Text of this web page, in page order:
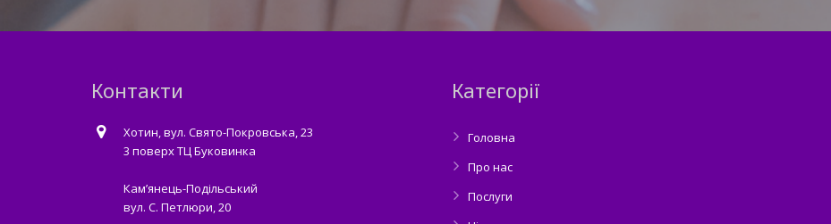
Контакти
Хотин, вул. Свято-Покровська, 23
3 поверх ТЦ Буковинка
Кам’янець-Подільський
вул. С. Петлюри, 20
Категорії
Головна
Про нас
Послуги